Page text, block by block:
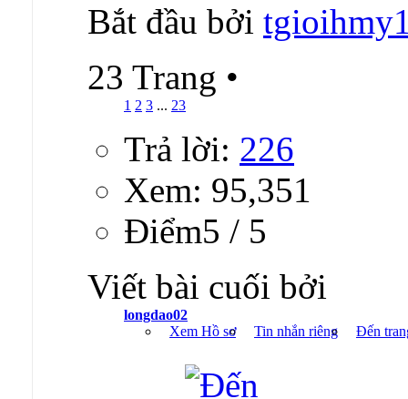
Bắt đầu bởi
23 Trang •
1 2 3 ... 23
Trả lời: 226
Xem: 95,351
Ðiểm5 / 5
Viết bài cuối bởi
longdao02
Xem Hồ sơ
Tin nhắn riêng Đến